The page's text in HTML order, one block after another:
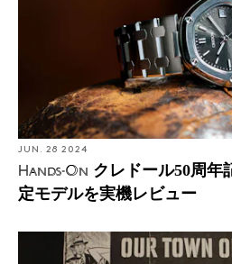
JUN. 28 2024
Hands-On クレドール50周年
定モデルを実機レビュー